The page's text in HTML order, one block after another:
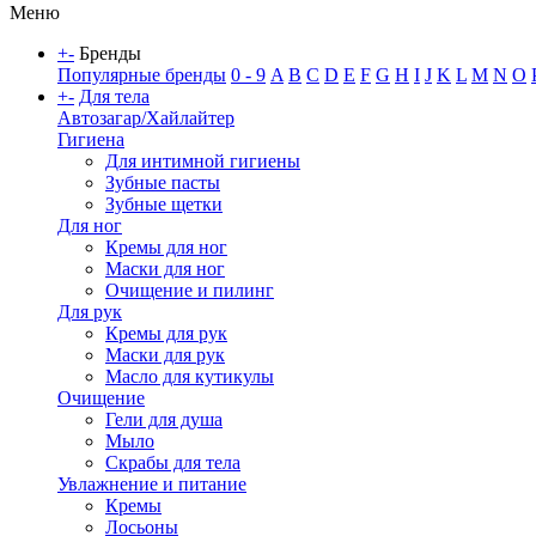
Меню
+- Бренды
Популярные бренды 0 - 9 A B C D E F G H I J K L M N O
+- Для тела
Автозагар/Хайлайтер
Гигиена
Для интимной гигиены
Зубные пасты
Зубные щетки
Для ног
Кремы для ног
Маски для ног
Очищение и пилинг
Для рук
Кремы для рук
Маски для рук
Масло для кутикулы
Очищение
Гели для душа
Мыло
Скрабы для тела
Увлажнение и питание
Кремы
Лосьоны